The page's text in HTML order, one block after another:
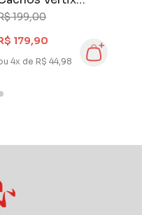
32mm x
13mm Bivolt
199,00
179,90
4x de R$ 44,98